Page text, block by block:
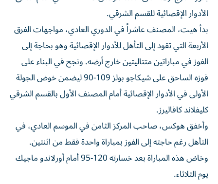
الأدوار الإقصائية للقسم الشرقي.
بدأ هيت، المصنف عاشراً في الدوري العادي، مواجهات الفرق
الأربعة التي تقود إلى التأهل للأدوار الإقصائية وهو بحاجة إلى
الفوز في مباراتين متتاليتين خارج أرضه. ونجح في البناء على
فوزه الساحق على شيكاجو بولز 109-90 ليضمن خوض الجولة
الأولى في الأدوار الإقصائية أمام المصنف الأول بالقسم الشرقي
كليفلاند كافاليرز.
وأخفق هوكس، صاحب المركز الثامن في الموسم العادي، في
التأهل رغم حاجته إلى الفوز بمباراة واحدة فقط من اثنتين.
وخاض هذه المباراة بعد خسارته 120-95 أمام أورلاندو ماجيك
يوم الثلاثاء.